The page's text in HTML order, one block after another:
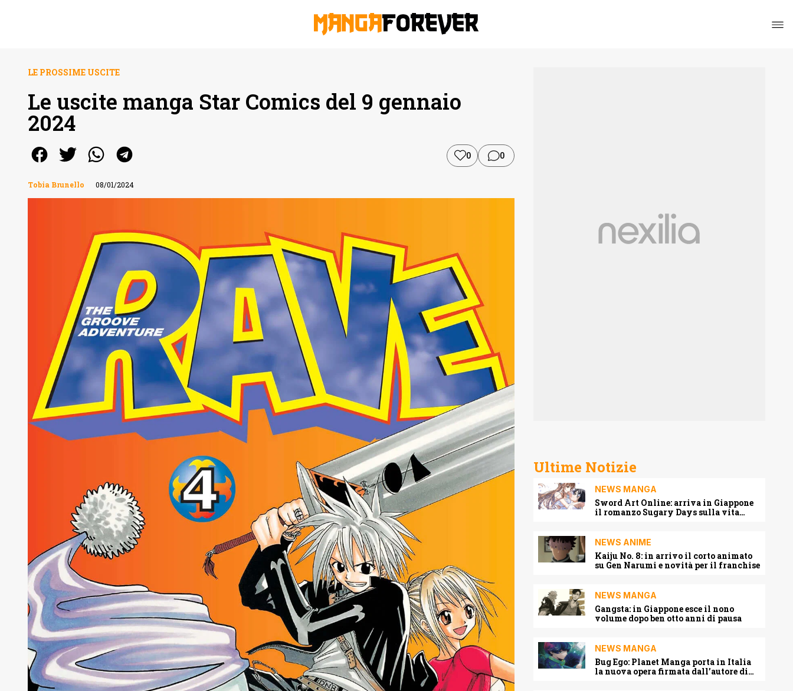
LE PROSSIME USCITE
Le uscite manga Star Comics del 9 gennaio
2024
0 0
Tobia Brunello 08/01/2024
Ultime Notizie
NEWS MANGA
Sword Art Online: arriva in Giappone
il romanzo Sugary Days sulla vita
NEWS ANIME
Kaiju No. 8: in arrivo il corto animato
su Gen Narumi e novità per il franchise
NEWS MANGA
Gangsta: in Giappone esce il nono
volume dopo ben otto anni di pausa
NEWS MANGA
Bug Ego: Planet Manga porta in Italia
la nuova opera firmata dall’autore di